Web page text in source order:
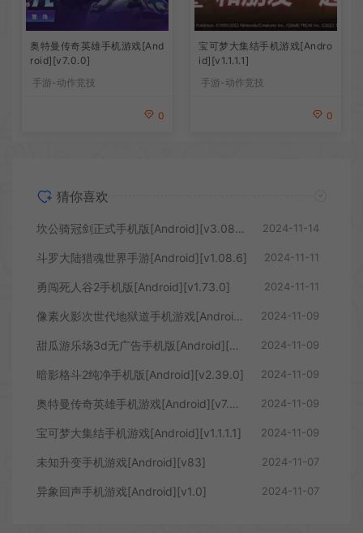
奥特曼传奇英雄手机游戏[And
roid][v7.0.0]
手游-动作竞技
0
宝可梦大集结手机游戏[Andro
id][v1.1.1.1]
手游-动作竞技
0
猜你喜欢
坎公骑冠剑正式手机版[Android][v3.08.0] 2024-11-14
斗罗大陆猎魂世界手游[Android][v1.08.6] 2024-11-11
勇闯死人谷2手机版[Android][v1.73.0] 2024-11-11
像素火影次世代地狱道手机游戏[Android][v1.03] 2024-11-09
甜瓜游乐场3d无广告手机版[Android][v1.72.2] 2024-11-09
暗影格斗2纯净手机版[Android][v2.39.0] 2024-11-09
奥特曼传奇英雄手机游戏[Android][v7.0.0] 2024-11-09
宝可梦大集结手机游戏[Android][v1.1.1.1] 2024-11-09
未知升变手机游戏[Android][v83] 2024-11-07
异象回声手机游戏[Android][v1.0] 2024-11-07